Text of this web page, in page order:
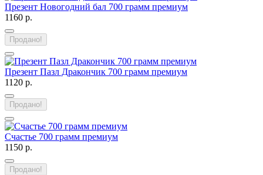
Презент Новогодний бал 700 грамм премиум
1160 р.
Продано!
Презент Пазл Дракончик 700 грамм премиум
1120 р.
Продано!
Счастье 700 грамм премиум
1150 р.
Продано!